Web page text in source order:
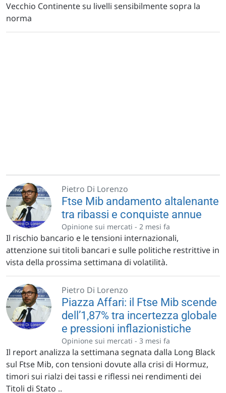
Vecchio Continente su livelli sensibilmente sopra la
norma
Pietro Di Lorenzo
Ftse Mib andamento altalenante
tra ribassi e conquiste annue
Opinione sui mercati - 2 mesi fa
Il rischio bancario e le tensioni internazionali,
attenzione sui titoli bancari e sulle politiche restrittive in
vista della prossima settimana di volatilità.
Pietro Di Lorenzo
Piazza Affari: il Ftse Mib scende
dell’1,87% tra incertezza globale
e pressioni inflazionistiche
Opinione sui mercati - 3 mesi fa
Il report analizza la settimana segnata dalla Long Black
sul Ftse Mib, con tensioni dovute alla crisi di Hormuz,
timori sui rialzi dei tassi e riflessi nei rendimenti dei
Titoli di Stato ..